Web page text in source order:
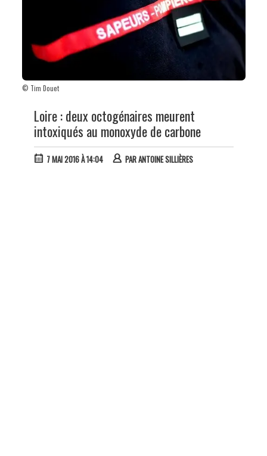
© Tim Douet
Loire : deux octogénaires meurent
intoxiqués au monoxyde de carbone
7 MAI 2016 À 14:04 PARANTOINE SILLIÈRES